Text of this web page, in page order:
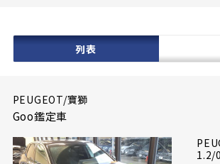
列表
PEUGEOT/寶獅
Goo鑑定車
1.2/